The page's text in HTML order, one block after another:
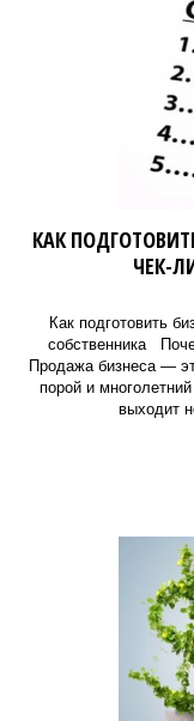
КАК
ЧЕК-
Как подготовить
собственника
Продажа бизнеса —
порой и
выходит